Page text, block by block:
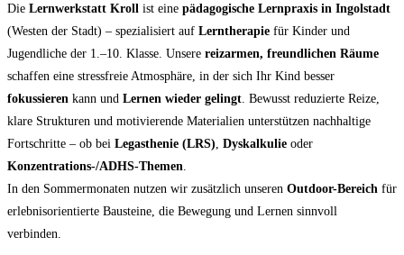
Die Lernwerkstatt Kroll ist eine pädagogische Lernpraxis in Ingolstadt
(Westen der Stadt) – spezialisiert auf Lerntherapie für Kinder und
Jugendliche der 1.–10. Klasse. Unsere reizarmen, freundlichen Räume
schaffen eine stressfreie Atmosphäre, in der sich Ihr Kind besser
fokussieren kann und Lernen wieder gelingt . Bewusst reduzierte Reize,
klare Strukturen und motivierende Materialien unterstützen nachhaltige
Fortschritte – ob bei Legasthenie (LRS) Dyskalkulie oder
Konzentrations-/ADHS-Themen
In den Sommermonaten nutzen wir zusätzlich unseren Outdoor-Bereich für
erlebnisorientierte Bausteine, die Bewegung und Lernen sinnvoll
verbinden.